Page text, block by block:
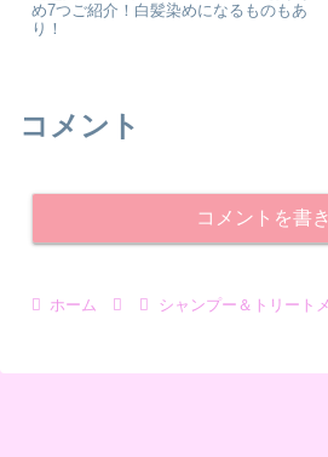
め7つご紹介！白髪染めになるものもあ
り！
コメント
コメントを書
ホーム シャンプー＆トリート